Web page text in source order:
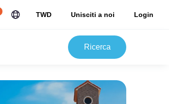
TWD Unisciti a noi Login
Ricerca